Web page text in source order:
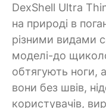
DexShell Ultra
на природі в
різними видами
моделі-до
обтягують ноги,
вони без швів,
користувачів,